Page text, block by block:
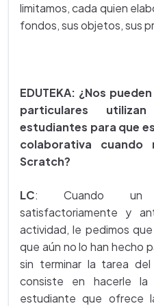
limitamos, cada quien
fondos, sus objetos, sus
EDUTEKA: ¿Nos
particulares
estudiantes para que
colaborativa cuando
Scratch?
LC: Cuando un
satisfactoriamente y
actividad, le pedimos
que aún no lo han hecho
sin terminar la tarea
consiste en hacerle
estudiante que ofrece